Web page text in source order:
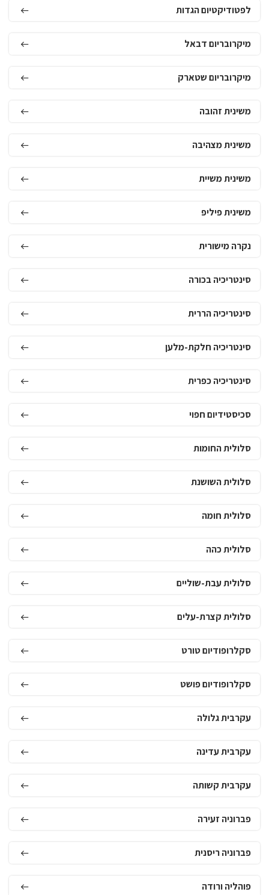
לפטודיקטיום הגדות
מיקרובריום דבאל
מיקרובריום שטארק
משינית זהובה
משינית מצהיבה
משינית משיית
משינית פיליפ
נקרה מישורית
סינטריכיה בכורה
סינטריכיה הררית
סינטריכיה חלקת-מלען
סינטריכיה כפרית
סכיסטידיום חפוי
סלולית החומות
סלולית השושנת
סלולית חומה
סלולית כהה
סלולית עבת-שוליים
סלולית קצרת-עלים
סקלרופודיום טורט
סקלרופודיום פושט
עקרבית גלולה
עקרבית עדינה
עקרבית קשותה
פברוניה זעירה
פברוניה ריסנית
פוהליה ורודה